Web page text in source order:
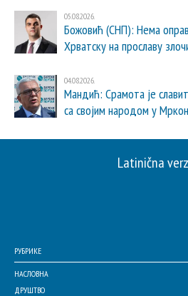
05.08.2026.
Божовић (СНП): Нема
Хрватску на прославу
04.08.2026.
Мандић: Срамота је
са својим народом у
Latinična
РУБРИКЕ
НАСЛОВНА
ДРУШТВО